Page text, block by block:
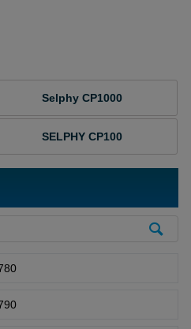
Selphy CP1000
SELPHY CP100